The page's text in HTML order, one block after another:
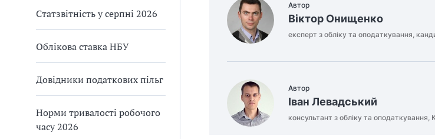
Статзвітність у серпні 2026
Облікова ставка НБУ
Довідники податкових пільг
Норми тривалості робочого
часу 2026
Автор
Віктор Онищенко
експерт з обліку та оподаткування,
Автор
Іван Левадський
консультант з обліку та оподаткування,